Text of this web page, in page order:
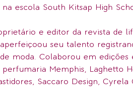
escola South Kitsap High
e editor da revista de
seu talento
moda. Colaborou em edições
perfumaria Memphis, Laghetto
Saccaro Design,